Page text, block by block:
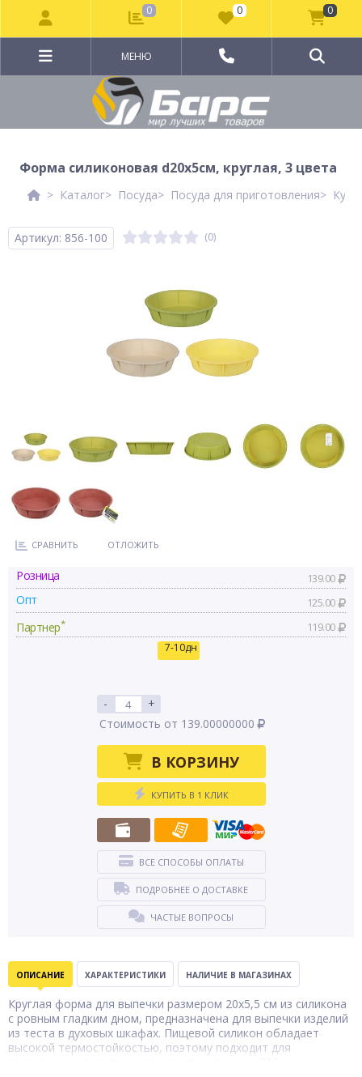
МЕНЮ
Форма силиконовая d20x5см, круглая, 3 цвета
Каталог Посуда Посуда для приготовления
Артикул: 856-100 (0)
СРАВНИТЬ ОТЛОЖИТЬ
Розница 139.00
Опт 125.00
Партнер* 119.00
7-10дн
-
+
Стоимость от 139.00000000
В КОРЗИНУ
КУПИТЬ В 1 КЛИК
ВСЕ СПОСОБЫ ОПЛАТЫ
ПОДРОБНЕЕ О ДОСТАВКЕ
ЧАСТЫЕ ВОПРОСЫ
ОПИСАНИЕ ХАРАКТЕРИСТИКИ НАЛИЧИЕ В МАГАЗИНАХ
Круглая форма для выпечки размером 20х5,5 см из силикона
с ровным гладким дном, предназначена для выпечки изделий
из теста в духовых шкафах. Пищевой силикон обладает
высокой термостойкостью, поэтому подходит для
0 0 0